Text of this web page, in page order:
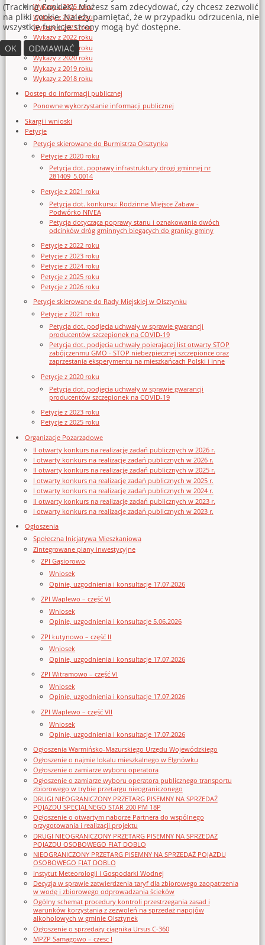
Wykazy z 2025 roku
Wykazy z 2024 roku
Wykazy z 2023 roku
Wykazy z 2022 roku
Wykazy z 2021 roku
Wykazy z 2020 roku
Wykazy z 2019 roku
Wykazy z 2018 roku
Dostęp do informacji publicznej
Ponowne wykorzystanie informacji publicznej
Skargi i wnioski
Petycje
Petycje skierowane do Burmistrza Olsztynka
Petycje z 2020 roku
Petycja dot. poprawy infrastruktury drogi gminnej nr
281409_5.0014
Petycje z 2021 roku
Petycja dot. konkursu: Rodzinne Miejsce Zabaw -
Podwórko NIVEA
Petycja dotycząca poprawy stanu i oznakowania dwóch
odcinków dróg gminnych biegących do granicy gminy
Petycje z 2022 roku
Petycje z 2023 roku
Petycje z 2024 roku
Petycje z 2025 roku
Petycje z 2026 roku
Petycje skierowane do Rady Miejskiej w Olsztynku
Petycje z 2021 roku
Petycja dot. podjęcia uchwały w sprawie gwarancji
producentów szczepionek na COVID-19
Petycja dot. podjęcia uchwały poierającej list otwarty STOP
zabójczenmu GMO - STOP niebezpiecznej szczepionce oraz
zaprzestania eksperymentu na mieszkańcach Polski i inne
Petycje z 2020 roku
Petycja dot. podjęcia uchwały w sprawie gwarancji
producentów szczepionek na COVID-19
Petycje z 2023 roku
Petycje z 2025 roku
Organizacje Pozarządowe
II otwarty konkurs na realizację zadań publicznych w 2026 r.
I otwarty konkurs na realizację zadań publicznych w 2026 r.
II otwarty konkurs na realizację zadań publicznych w 2025 r.
I otwarty konkurs na realizację zadań publicznych w 2025 r.
I otwarty konkurs na realizację zadań publicznych w 2024 r.
II otwarty konkurs na realizację zadań publicznych w 2023 r.
I otwarty konkurs na realizację zadań publicznych w 2023 r.
Ogłoszenia
Społeczna Inicjatywa Mieszkaniowa
Zintegrowane plany inwestycyjne
ZPI Gąsiorowo
Wniosek
Opinie, uzgodnienia i konsultacje 17.07.2026
ZPI Waplewo – część VI
Wniosek
Opinie, uzgodnienia i konsultacje 5.06.2026
ZPI Łutynowo – część II
Wniosek
Opinie, uzgodnienia i konsultacje 17.07.2026
ZPI Witramowo – część VI
Wniosek
Opinie, uzgodnienia i konsultacje 17.07.2026
ZPI Waplewo – część VII
Wniosek
Opinie, uzgodnienia i konsultacje 17.07.2026
Ogłoszenia Warmińsko-Mazurskiego Urzędu Wojewódzkiego
Ogłoszenie o najmie lokalu mieszkalnego w Elgnówku
Ogłoszenie o zamiarze wyboru operatora
Ogłoszenie o zamiarze wyboru operatora publicznego transportu
zbiorowego w trybie przetargu nieograniczonego
DRUGI NIEOGRANICZONY PRZETARG PISEMNY NA SPRZEDAŻ
POJAZDU SPECJALNEGO STAR 200 PM 18P
Ogłoszenie o otwartym naborze Partnera do wspólnego
przygotowania i realizacji projektu
DRUGI NIEOGRANICZONY PRZETARG PISEMNY NA SPRZEDAŻ
POJAZDU OSOBOWEGO FIAT DOBLO
NIEOGRANICZONY PRZETARG PISEMNY NA SPRZEDAŻ POJAZDU
OSOBOWEGO FIAT DOBLO
Instytut Meteorologii i Gospodarki Wodnej
Decyzja w sprawie zatwierdzenia taryf dla zbiorowego zaopatrzenia
w wodę i zbiorowego odprowadzania ścieków
Ogólny schemat procedury kontroli przestrzegania zasad i
warunków korzystania z zezwoleń na sprzedaż napojów
alkoholowych w gminie Olsztynek
Ogłoszenie o sprzedaży ciągnika Ursus C-360
MPZP Samagowo – czesc I
(Tracking Cookies). Możesz sam zdecydować, czy chcesz zezwolić
na pliki cookie. Należy pamiętać, że w przypadku odrzucenia, nie
wszystkie funkcje strony mogą być dostępne.
OK
ODMAWIAĆ